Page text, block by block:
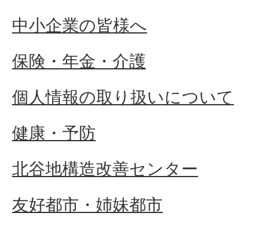
中小企業の皆様へ
保険・年金・介護
個人情報の取り扱いについて
健康・予防
北谷地構造改善センター
友好都市・姉妹都市